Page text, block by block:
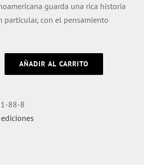
guarda una rica historia
particular, con el pensamiento
AÑADIR AL CARRITO
88-8
ediciones